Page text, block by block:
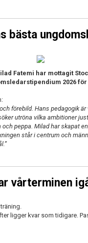
bästa
Fatemi har mottagit
2026
förebild. Hans pedagogik
utröna vilka ambitioner
peppa. Milad har skapat
står i centrum och
vårterminen
ligger kvar som tidigare.